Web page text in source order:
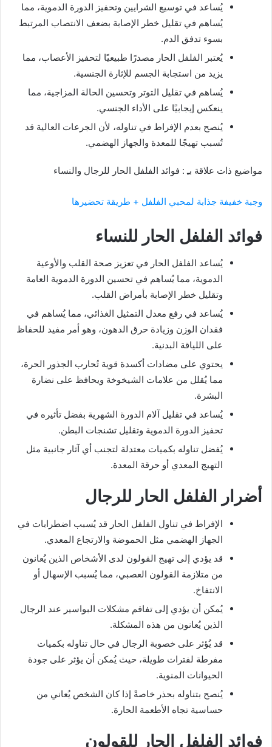
يُساعد في توسيع الشرايين وتحفيز الدورة الدموية، مما
يُساهم في تقليل خطر الإصابة بضعف الانتصاب المرتبط
بسوء تدفق الدم.
يُعتبر الفلفل الحار مصدرًا طبيعيًا لتحفيز الأعصاب، مما
يزيد من استجابة الجسم للإثارة الجنسية.
يُساهم في تقليل التوتر وتحسين الحالة المزاجية، مما
ينعكس إيجابيًا على الأداء الجنسي.
يُنصح بعدم الإفراط في تناوله، لأن الجرعات العالية قد
تُسبب تهيجًا للمعدة والجهاز الهضمي.
مواضيع ذات علاقة بـِ : فوائد الفلفل الحار للرجال والنساء
وجبة خفيفة جذابة لمحبي الفلفل + طريقة تحضيرها
فوائد الفلفل الحار للنساء
يُساعد الفلفل الحار في تعزيز صحة القلب والأوعية
الدموية، مما يُساهم في تحسين الدورة الدموية العامة
وتقليل خطر الإصابة بأمراض القلب.
يُساعد في رفع معدل التمثيل الغذائي، مما يُساهم في
فقدان الوزن وزيادة حرق الدهون، وهو أمر مفيد للحفاظ
على اللياقة البدنية.
يحتوي على مضادات أكسدة قوية تُحارب الجذور الحرة،
مما يُقلل من علامات الشيخوخة ويحافظ على نضارة
البشرة.
يُساعد في تقليل آلام الدورة الشهرية بفضل تأثيره في
تحفيز الدورة الدموية وتقليل تشنجات البطن.
يُفضل تناوله بكميات معتدلة لتجنب أي آثار جانبية مثل
التهيج المعدي أو حرقة المعدة.
أضرار الفلفل الحار للرجال
الإفراط في تناول الفلفل الحار قد يُسبب اضطرابات في
الجهاز الهضمي مثل الحموضة والارتجاع المعدي.
قد يؤدي إلى تهيج القولون لدى الأشخاص الذين يُعانون
من متلازمة القولون العصبي، مما يُسبب الإسهال أو
الانتفاخ.
يُمكن أن يؤدي إلى تفاقم مشكلات البواسير عند الرجال
الذين يُعانون من هذه المشكلة.
قد يُؤثر على خصوبة الرجال في حال تناوله بكميات
مفرطة لفترات طويلة، حيث يُمكن أن يؤثر على جودة
الحيوانات المنوية.
يُنصح بتناوله بحذر خاصةً إذا كان الشخص يُعاني من
حساسية تجاه الأطعمة الحارة.
فوائد الفلفل الحار للقولون